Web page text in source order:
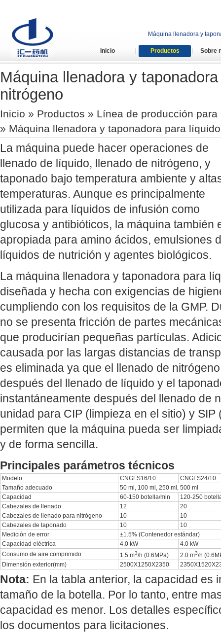
Máquina llenadora y
Inicio Productos Sobre
Máquina llenadora y
nitrógeno
Inicio » Productos » Línea de producción
» Máquina llenadora y taponadora para
La máquina puede hacer operaciones de
llenado de líquido, llenado de nitrógeno, y
taponado bajo temperatura ambiente y
temperaturas. Aunque es principalmente
utilizada para líquidos de infusión como
glucosa y antibióticos, la máquina también
apropiada para amino ácidos, emulsiones
líquidos de nutrición y agentes biológicos.
La máquina llenadora y taponadora para
diseñada y hecha con exigencias de
cumpliendo con los requisitos de la GMP.
no se presenta fricción de partes
que producirían pequeñas partículas.
causada por las largas distancias de
es eliminada ya que el llenado de
después del llenado de líquido y el
instantáneamente después del llenado de
unidad para CIP (limpieza en el sitio) y
permiten que la máquina pueda ser
y de forma sencilla.
Principales parámetros técnicos
Modelo CNGFS16/10
CNGFS24/10
Tamaño adecuado
50 ml, 100 ml, 250 ml, 500 ml
Capacidad
60-150 botella/min
120-250
Cabezales de llenado
12
20
Cabezales de llenado para nitrógeno
10
10
Cabezales de taponado
10
10
Medición de error
±1.5% (Contenedor estándar)
Capacidad eléctrica
4.0 kW
4.0 kW
Consumo de aire comprimido
1.5 m3/h (0.6MPa) 2.0 m3/h
Dimensión exterior(mm)
2500X1250X2350
Nota: En la tabla anterior, la capacidad es
tamaño de la botella. Por lo tanto, entre
capacidad es menor. Los detalles
los documentos para licitaciones.